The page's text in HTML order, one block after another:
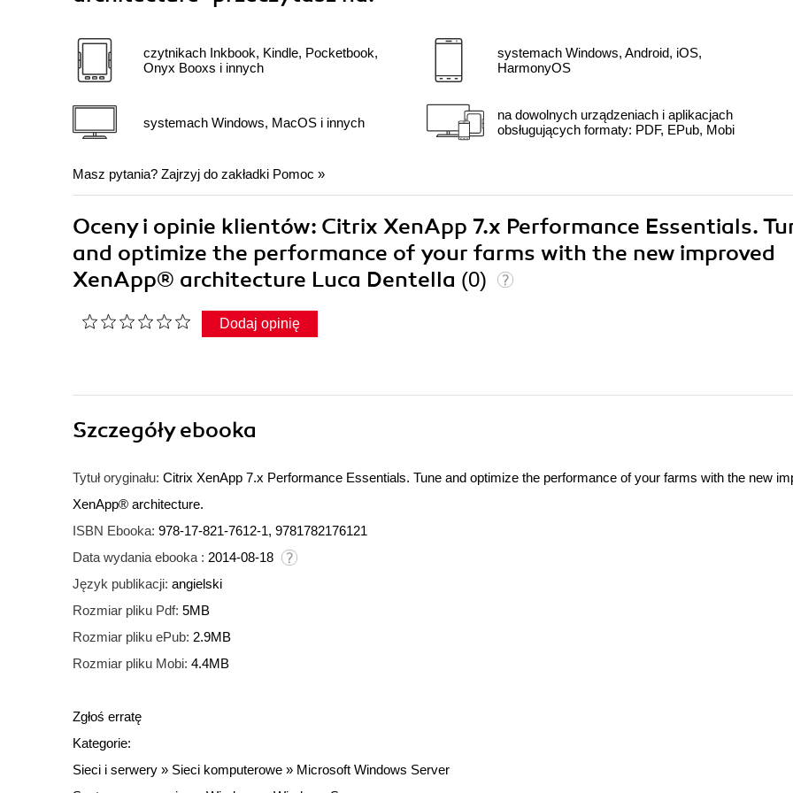
czytnikach Inkbook, Kindle, Pocketbook,
Onyx Booxs i innych
systemach Windows, MacOS i innych
systemach Windows, Android, iOS,
HarmonyOS
na dowolnych urządzeniach i aplikacjach
obsługujących formaty: PDF, EPub, Mobi
Masz pytania? Zajrzyj do zakładki Pomoc »
Oceny i opinie klientów: Citrix XenApp 7.x Performance Essentials.
and optimize the performance of your farms with the new improved
XenApp® architecture Luca Dentella (0)
Dodaj opinię
Szczegółyebooka
Tytuł oryginału: Citrix XenApp 7.x Performance Essentials. Tune and optimize the performance of your farms with the new
XenApp® architecture.
ISBN Ebooka: 978-17-821-7612-1, 9781782176121
Data wydania ebooka : 2014-08-18
Język publikacji: angielski
Rozmiar pliku Pdf: 5MB
Rozmiar pliku ePub: 2.9MB
Rozmiar pliku Mobi: 4.4MB
Zgłoś erratę
Kategorie:
Sieci i serwery » Sieci komputerowe » Microsoft Windows Server